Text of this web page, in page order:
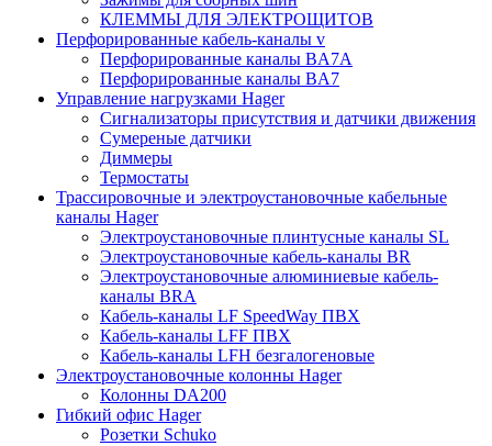
КЛЕММЫ ДЛЯ ЭЛЕКТРОЩИТОВ
Перфорированные кабель-каналы v
Перфорированные каналы BA7A
Перфорированные каналы BA7
Управление нагрузками Hager
Сигнализаторы присутствия и датчики движения
Сумереные датчики
Диммеры
Термостаты
Трассировочные и электроустановочные кабельные
каналы Hager
Электроустановочные плинтусные каналы SL
Электроустановочные кабель-каналы BR
Электроустановочные алюминиевые кабель-
каналы BRA
Кабель-каналы LF SpeedWay ПВХ
Кабель-каналы LFF ПВХ
Кабель-каналы LFH безгалогеновые
Электроустановочные колонны Hager
Колонны DA200
Гибкий офис Hager
Розетки Schuko